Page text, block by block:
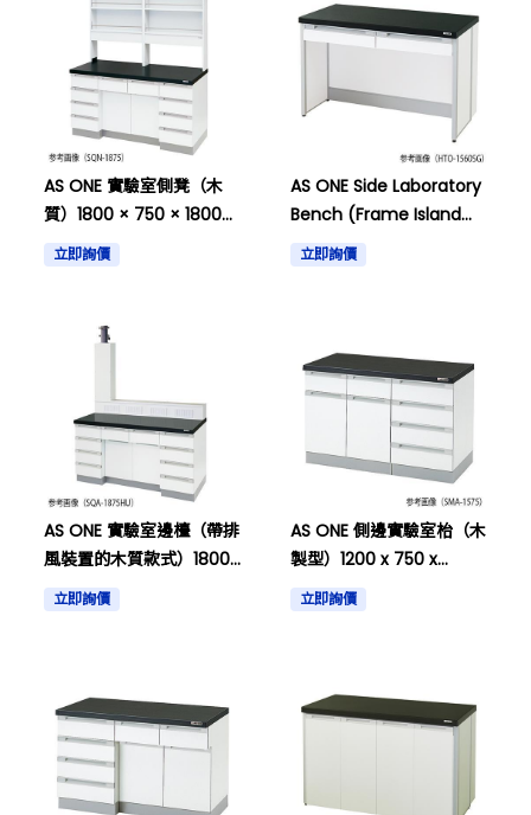
AS ONE 實驗室側凳（木
質）1800 × 750 × 1800毫
米及其他
立即詢價
AS ONE Side Laboratory
Bench (Frame Island
Type) 900 x 600 x
800mm and others
立即詢價
AS ONE 實驗室邊檯（帶排
風裝置的木質款式）1800
× 750 × 800/1770毫米等
其他
立即詢價
AS ONE 側邊實驗室枱（木
製型）1200 x 750 x
800mm等其他項目
立即詢價